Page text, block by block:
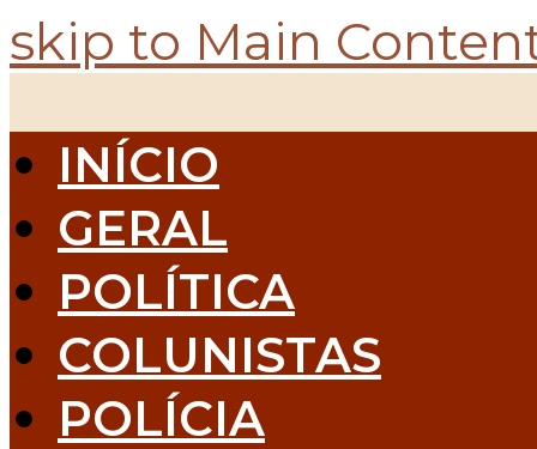
skip to Main
INÍCIO
GERAL
POLÍTICA
COLUNISTAS
POLÍCIA